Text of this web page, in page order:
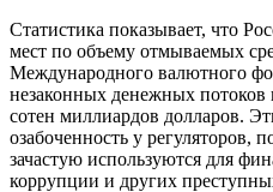
Статистика показывает, что
мест по объему отмываемых
Международного валютного
незаконных денежных потоков
сотен миллиардов долларов.
озабоченность у регуляторов,
зачастую используются для
коррупции и других